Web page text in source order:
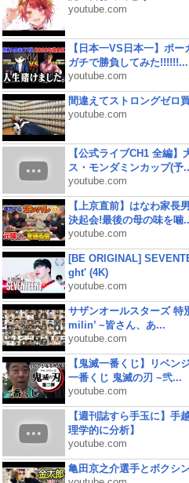
youtube.com
【日本一VS日本一】ポ
ガチで勝負してみた!!!!!!...
youtube.com
間違えてストロングゼロ
youtube.com
【公式ライブCH1 全編】
ス・モンダミンカップ(予
youtube.com
【上京直前】はなわ家長
決起会!最後の母の味を噛
youtube.com
[BE ORIGINAL]
ght' (4K)
youtube.com
サザンオールスターズ 特
milin’ ~皆さん、あ...
youtube.com
【鬼滅一番くじ】リベン
一番くじ 鬼滅の刃 ~弐...
youtube.com
【週刊誌すら手玉に】手
理学的に分析】
youtube.com
亀田京之介選手とボクシ